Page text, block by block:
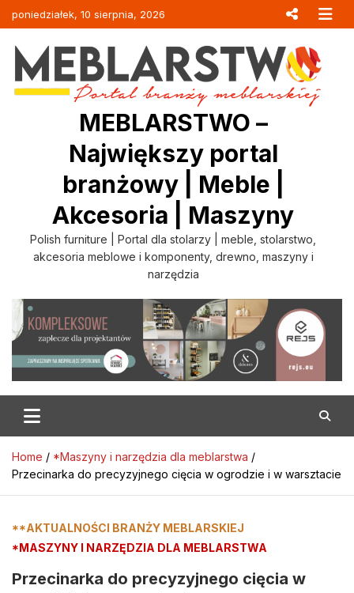
poniedziałek, 10 sierpnia, 2026
MEBLARSTWO –
Największy portal
branżowy | Meble |
Akcesoria | Maszyny
Polish furniture | Portal dla stolarzy | meble, stolarstwo,
akcesoria meblowe i komponenty, drewno, maszyny i
narzędzia
Home
*Maszyny i narzędzia dla meblarstwa
Przecinarka do precyzyjnego cięcia w ogrodzie i w warsztacie
**AKTUALNOŚCI BRANŻY MEBLARSKIEJ
*MASZYNY I NARZĘDZIA DLA MEBLARSTWA
Przecinarka do precyzyjnego cięcia w